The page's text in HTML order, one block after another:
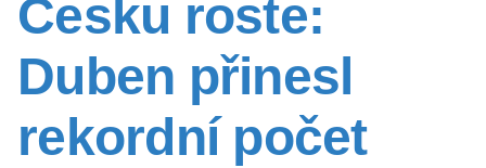
KONTAKT
Česku roste:
Duben přinesl
rekordní počet